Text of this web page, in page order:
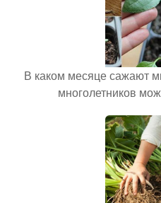
В каком месяце сажают
многолетников